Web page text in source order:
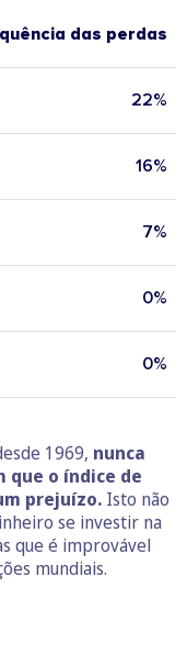
das perdas
22%
16%
7%
0%
0%
1969, nunca
que o índice de
prejuízo. Isto não
se investir na
que é improvável
mundiais.